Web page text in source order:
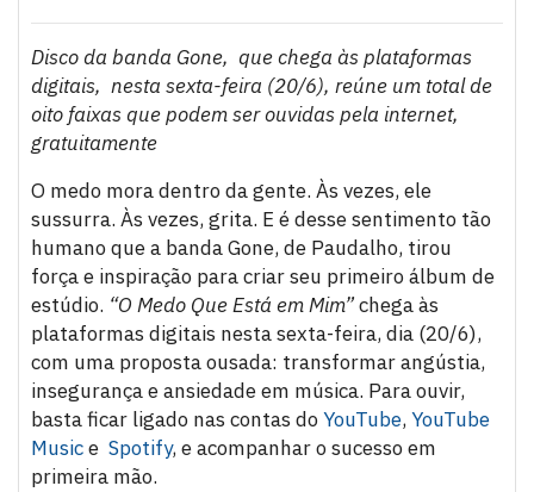
Disco da banda Gone, que chega às plataformas
digitais, nesta sexta-feira (20/6), reúne um total de
oito faixas que podem ser ouvidas pela internet,
gratuitamente
O medo mora dentro da gente. Às vezes, ele
sussurra. Às vezes, grita. E é desse sentimento tão
humano que a banda Gone, de Paudalho, tirou
força e inspiração para criar seu primeiro álbum de
estúdio. “O Medo Que Está em Mim”chega às
plataformas digitais nesta sexta-feira, dia (20/6),
com uma proposta ousada: transformar angústia,
insegurança e ansiedade em música. Para ouvir,
basta ficar ligado nas contas doYouTube, YouTube
Musice Spotify, e acompanhar o sucesso em
primeira mão.